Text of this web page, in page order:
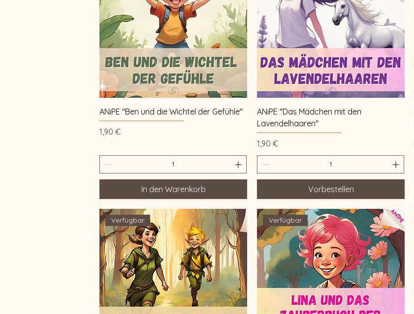
Schnellansicht
ANiPE "Ben und die Wichtel der Gefühle"
Preis
1,90 €
In den Warenkorb
Schnellansicht
ANiPE "Das Mädchen mit den
Lavendelhaaren"
Preis
1,90 €
Vorbestellen
Verfügbar Verfügbar